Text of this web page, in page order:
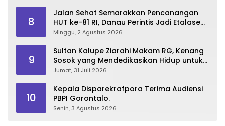
8
Jalan Sehat Semarakkan Pencanangan
HUT ke-81 RI, Danau Perintis Jadi Etalase
Wisata Gorontalo
Minggu, 2 Agustus 2026
9
Sultan Kalupe Ziarahi Makam RG, Kenang
Sosok yang Mendedikasikan Hidup untuk
Gorontalo
Jumat, 31 Juli 2026
10
Kepala Disparekrafpora Terima Audiensi
PBPI Gorontalo.
Senin, 3 Agustus 2026